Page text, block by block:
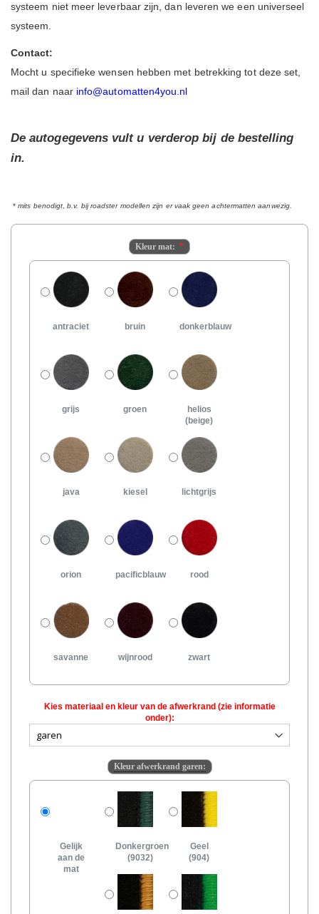
systeem niet meer leverbaar zijn, dan leveren we een universeel
systeem.
Contact:
Mocht u specifieke wensen hebben met betrekking tot deze set,
mail dan naar info@automatten4you.nl
De autogegevens vult u verderop bij de bestelling
in.
*mits benodigt ,b.v. bij roadster modellen zijn er vaak geen achtermatten aanwezig.
Kleur mat:
antraciet bruin donkerblauw
grijs groen
helios
(beige)
java kiesel lichtgrijs
orion pacificblauw rood
savanne wijnrood zwart
Kies materiaal en kleur van de afwerkrand (zie informatie
onder):
Kleur afwerkrand garen:
Gelijk
aan de
mat
Donkergroen
(9032)
Geel
(904)